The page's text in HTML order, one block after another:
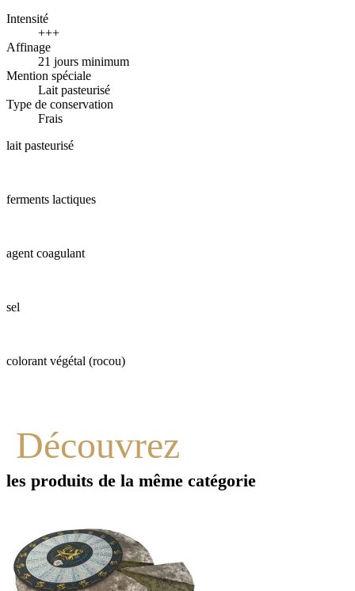
Intensité
+++
Affinage
21 jours minimum
Mention spéciale
Lait pasteurisé
Type de conservation
Frais
lait pasteurisé
ferments lactiques
agent coagulant
sel
colorant végétal (rocou)
Découvrez
les produits de la même catégorie